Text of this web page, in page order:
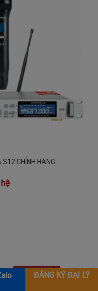
S12 CHÍNH HÃNG
ĐĂNG KÝ ĐẠI LÝ